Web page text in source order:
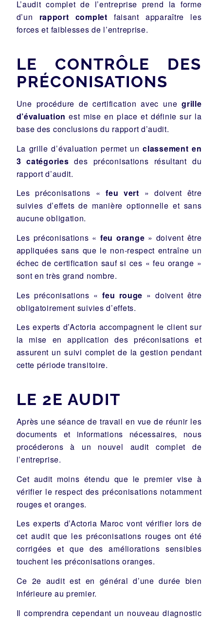
L’audit complet de l’entreprise prend la forme
d’un rapport complet faisant apparaître les
forces et faiblesses de l’entreprise.
LE CONTRÔLE DES
PRÉCONISATIONS
Une procédure de certification avec unegrille
d’évaluation est mise en place et définie sur la
base des conclusions du rapport d’audit.
La grille d’évaluation permet unclassement en
3 catégories des préconisations résultant du
rapport d’audit.
Les préconisations «feu vert » doivent être
suivies d’effets de manière optionnelle et sans
aucune obligation.
Les préconisations « feu orange » doivent être
appliquées sans que le non-respect entraîne un
échec de certification sauf si ces « feu orange »
sont en très grand nombre.
Les préconisations «feu rouge » doivent être
obligatoirement suivies d’effets.
Les experts d’Actoria accompagnent le client sur
la mise en application des préconisations et
assurent un suivi complet de la gestion pendant
cette période transitoire.
LE 2E AUDIT
Après une séance de travail en vue de réunir les
documents et informations nécessaires, nous
procéderons à un nouvel audit complet de
l’entreprise.
Cet audit moins étendu que le premier vise à
vérifier le respect des préconisations notamment
rouges et oranges.
Les experts d’Actoria Maroc vont vérifier lors de
cet audit que les préconisations rouges ont été
corrigées et que des améliorations sensibles
touchent les préconisations oranges.
Ce 2e audit est en général d’une durée bien
inférieure au premier.
Il comprendra cependant un nouveau diagnostic